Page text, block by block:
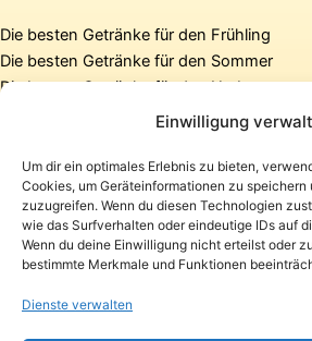
Einwilligung
Um dir ein optimales Erlebnis zu bieten,
Cookies, um Geräteinformationen zu speichern
zuzugreifen. Wenn du diesen Technologien
wie das Surfverhalten oder eindeutige IDs auf
Wenn du deine Einwilligung nicht erteilst oder
bestimmte Merkmale und Funktionen
Dienste verwalten
Die besten Getränke für den Frühling
Die besten Getränke für den Sommer
Die besten Getränke für den Herbst
Die besten Getränke für den Winter
Startseite
Presse
Kontakt / Support
Copyright © 2026 Pfandpirat |